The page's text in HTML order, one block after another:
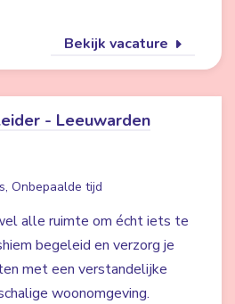
Bekijk vacature
- Leeuwarden
Onbepaalde tijd
alle ruimte om écht iets te
begeleid en verzorg je
met een verstandelijke
woonomgeving.